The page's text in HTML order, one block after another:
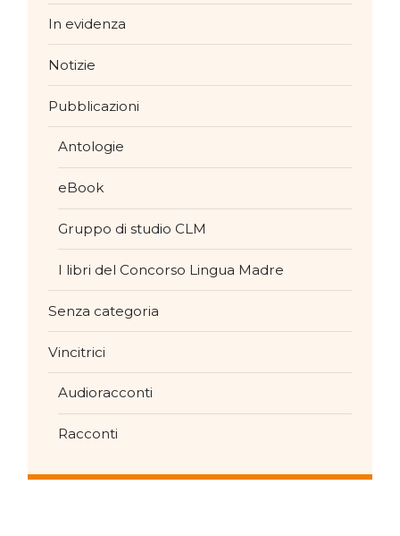
In evidenza
Notizie
Pubblicazioni
Antologie
eBook
Gruppo di studio CLM
I libri del Concorso Lingua Madre
Senza categoria
Vincitrici
Audioracconti
Racconti